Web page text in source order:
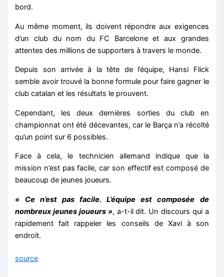
bord.
Au même moment, ils doivent répondre aux exigences
d’un club du nom du FC Barcelone et aux grandes
attentes des millions de supporters à travers le monde.
Depuis son arrivée à la tête de l’équipe, Hansi Flick
semble avoir trouvé la bonne formule pour faire gagner le
club catalan et les résultats le prouvent.
Cependant, les deux dernières sorties du club en
championnat ont été décevantes, car le Barça n’a récolté
qu’un point sur 6 possibles.
Face à cela, le technicien allemand indique que la
mission n’est pas facile, car son effectif est composé de
beaucoup de jeunes joueurs.
« Ce n’est pas facile. L’équipe est composée de
nombreux jeunes joueurs », a-t-il dit. Un discours qui a
rapidement fait rappeler les conseils de Xavi à son
endroit.
source